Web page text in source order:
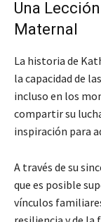
Una
Maternal
La historia de
la capacidad de
incluso en los
compartir su
inspiración para
A través de su
que es posible
vínculos